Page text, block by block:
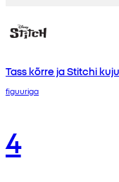
Tass kõrre ja Stitchi
figuuriga
4